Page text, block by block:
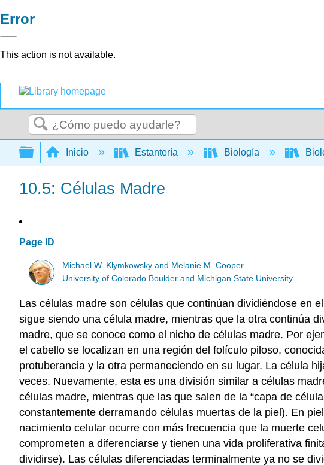
Error
This action is not available.
Buscar
Expandir/contraer jerarquía global
Inicio Estantería Biología
10.5: Células Madre
Page ID
Michael W. Klymkowsky and Melanie M. Cooper
University of Colorado Boulder and Michigan State University
Las células madre son células que continúan dividiéndose en
sigue siendo una célula madre, mientras que la otra continúa
madre, que se conoce como el nicho de células madre. Por
el cabello se localizan en una región del folículo piloso,
protuberancia y la otra permaneciendo en su lugar. La célula
veces. Nuevamente, esta es una división similar a células
células madre, mientras que las que salen de la “capa de
constantemente derramando células muertas de la piel). En
nacimiento celular ocurre con más frecuencia que la muerte
comprometen a diferenciarse y tienen una vida proliferativa
dividirse). Las células diferenciadas terminalmente ya no se